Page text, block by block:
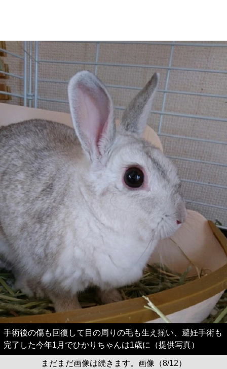
手術後の傷も回復して目の周りの毛も生え揃い、避妊手術も
完了した今年1月でひかりちゃんは1歳に（提供写真）
まだまだ画像は続きます。画像（8/12）